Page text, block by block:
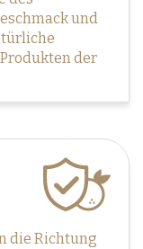
und
der
die Richtung